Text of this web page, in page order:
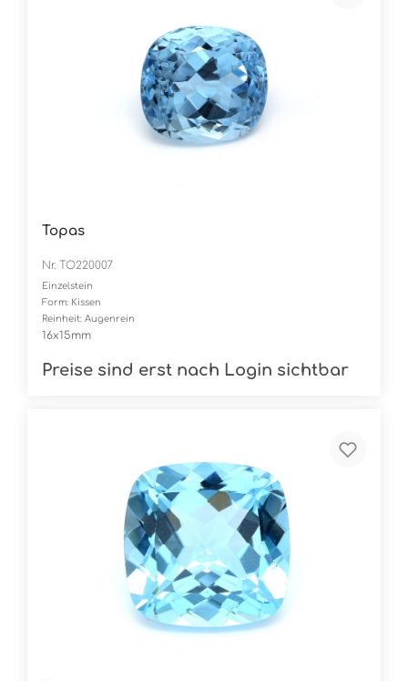
Topas
Nr. TO220007
Einzelstein
Form: Kissen
Reinheit: Augenrein
16x15mm
Preise sind erst nach Login sichtbar